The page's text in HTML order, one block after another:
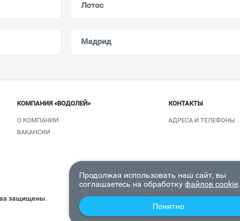
Лотос
Мадрид
КОМПАНИЯ «ВОДОЛЕЙ»
О КОМПАНИИ
ВАКАНСИИ
КОНТАКТЫ
АДРЕСА И ТЕЛЕФОНЫ
защищены.
Продолжая использовать наш сайт, вы
соглашаетесь на обработку файлов cookie.
Понятно